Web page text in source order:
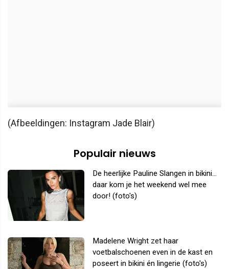
(Afbeeldingen: Instagram Jade Blair)
Populair nieuws
De heerlijke Pauline Slangen in bikini...
daar kom je het weekend wel mee
door! (foto's)
Madelene Wright zet haar
voetbalschoenen even in de kast en
poseert in bikini én lingerie (foto's)